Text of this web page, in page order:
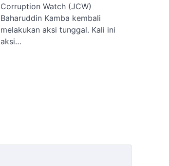
Corruption Watch (JCW)
Baharuddin Kamba kembali
melakukan aksi tunggal. Kali ini
aksi…